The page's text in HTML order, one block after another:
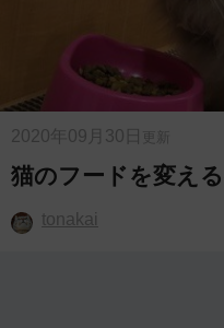
2020年09月30日 更新
猫のフードを変え
tonakai